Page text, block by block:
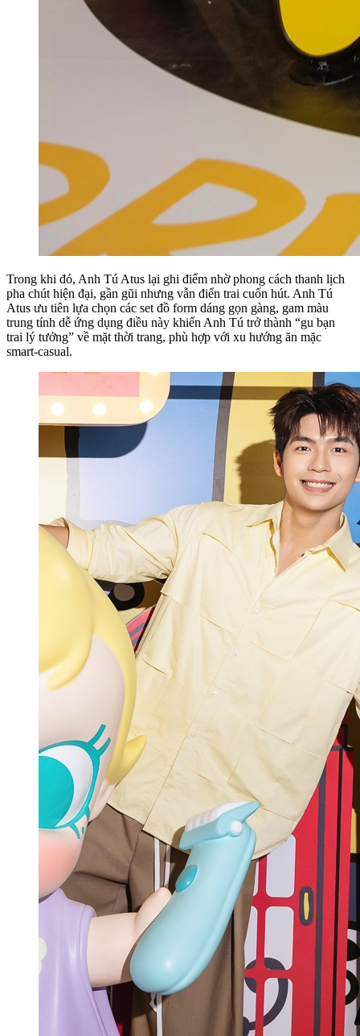
Trong khi đó, Anh Tú Atus lại ghi điểm nhờ phong cách thanh lịch
pha chút hiện đại, gần gũi nhưng vẫn điển trai cuốn hút. Anh Tú
Atus ưu tiên lựa chọn các set đồ form dáng gọn gàng, gam màu
trung tính dễ ứng dụng điều này khiến Anh Tú trở thành “gu bạn
trai lý tưởng” về mặt thời trang, phù hợp với xu hướng ăn mặc
smart-casual.